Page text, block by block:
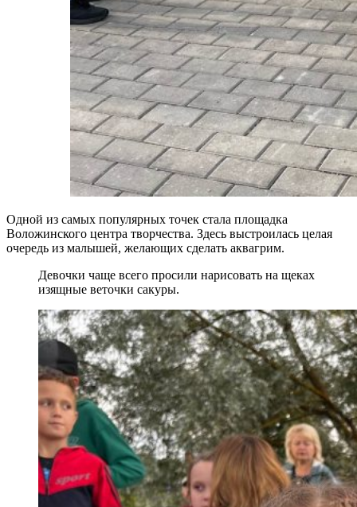
Одной из самых популярных точек стала площадка
Воложинского центра творчества. Здесь выстроилась целая
очередь из малышей, желающих сделать аквагрим.
Девочки чаще всего просили нарисовать на щеках
изящные веточки сакуры.